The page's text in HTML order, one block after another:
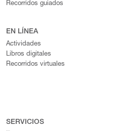
Recorridos guiados
EN LÍNEA
Actividades
Libros digitales
Recorridos virtuales
SERVICIOS